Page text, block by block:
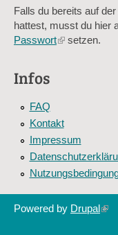
Falls du bereits auf der
hattest, musst du hier
Passwort(linksetzen.
Infos
FAQ
Kontakt
Impressum
Powered by Drupal(link